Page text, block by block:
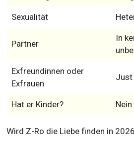
Sexualität
Partner
In
Exfreundinnen oder
Exfrauen
Just
Hat er Kinder? Nein
Wird Z-Ro die Liebe finden in